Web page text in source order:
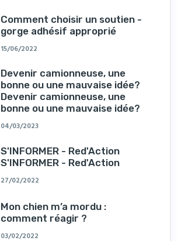
Comment choisir un soutien -
gorge adhésif approprié
15/06/2022
Devenir camionneuse, une
bonne ou une mauvaise idée?
Devenir camionneuse, une
bonne ou une mauvaise idée?
04/03/2023
S'INFORMER - Red'Action
S'INFORMER - Red'Action
27/02/2022
Mon chien m’a mordu :
comment réagir ?
03/02/2022